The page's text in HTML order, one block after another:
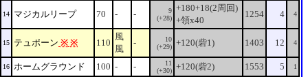
14 マジカルリープ 70 - -
9
(+28)
+180+18(2周回)
+領x40
1254 4 4
15 テュポーン ※ ※ 110
風
風
-
10
(+29) +120(砦1) 1403 12 4
16 ホームグラウンド 100 - -
11
(+30) +120(砦2) 1553 5 1